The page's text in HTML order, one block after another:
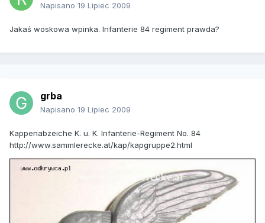
Napisano 19 Lipiec 2009
Jakaś woskowa wpinka. Infanterie 84 regiment prawda?
grba
Napisano 19 Lipiec 2009
Kappenabzeiche K. u. K. Infanterie-Regiment No. 84
http://www.sammlerecke.at/kap/kapgruppe2.html